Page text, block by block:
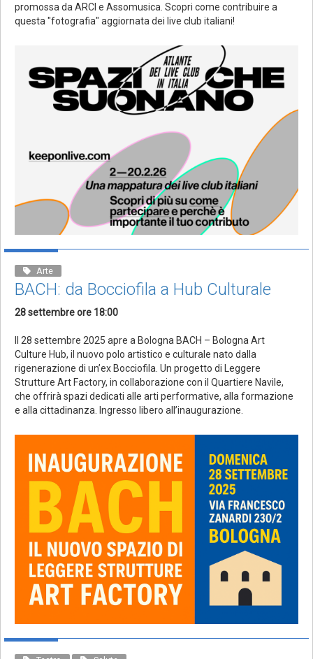
promossa da ARCI e Assomusica. Scopri come contribuire a
questa "fotografia" aggiornata dei live club italiani!
Arte
BACH: da Bocciofila a Hub Culturale
28 settembre ore 18:00
Il 28 settembre 2025 apre a Bologna BACH – Bologna Art
Culture Hub, il nuovo polo artistico e culturale nato dalla
rigenerazione di un’ex Bocciofila. Un progetto di Leggere
Strutture Art Factory, in collaborazione con il Quartiere Navile,
che offrirà spazi dedicati alle arti performative, alla formazione
e alla cittadinanza. Ingresso libero all’inaugurazione.